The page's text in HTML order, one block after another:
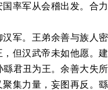
率军从会稽出发。合力
军。王弟余善与族人密
但汉武帝未如他愿。建
繇君丑为王。余善大失所
集力量，妄图再反。繇